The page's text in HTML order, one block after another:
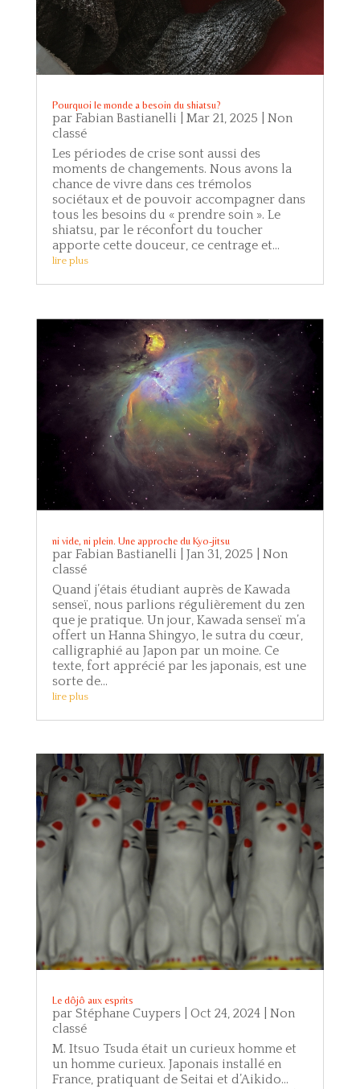
Pourquoi le monde a besoin du shiatsu?
par Fabian Bastianelli Mar 21, 2025
Non
classé
Les périodes de crise sont aussi des
moments de changements. Nous avons la
chance de vivre dans ces trémolos
sociétaux et de pouvoir accompagner dans
tous les besoins du « prendre soin ». Le
shiatsu, par le réconfort du toucher
apporte cette douceur, ce centrage et...
lire plus
ni vide, ni plein. Une approche du Kyo-jitsu
par Fabian Bastianelli Jan 31, 2025
Non
classé
Quand j’étais étudiant auprès de Kawada
senseï, nous parlions régulièrement du zen
que je pratique. Un jour, Kawada senseï m’a
offert un Hanna Shingyo, le sutra du cœur,
calligraphié au Japon par un moine. Ce
texte, fort apprécié par les japonais, est une
sorte de...
lire plus
Le dôjô aux esprits
par Stéphane Cuypers| Oct 24, 2024| Non
classé
M. Itsuo Tsuda était un curieux homme et
un homme curieux. Japonais installé en
France, pratiquant de Seitai et d’Aikido…